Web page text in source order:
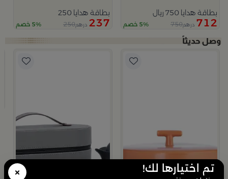
× تم اختيارها لك!
بطاقة هدايا 750 ريال
712 درهم750 5% خصم
بطاقة هدايا 250
237 درهم250 5% خصم